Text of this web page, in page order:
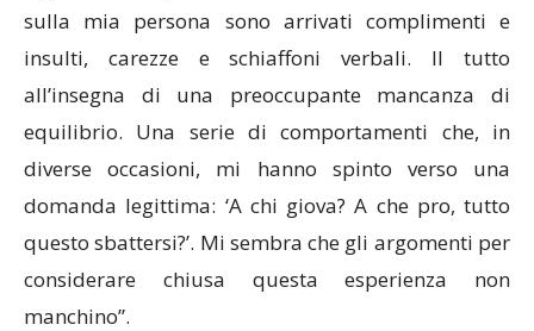
sulla mia persona sono arrivati complimenti e
insulti, carezze e schiaffoni verbali. Il tutto
all’insegna di una preoccupante mancanza di
equilibrio. Una serie di comportamenti che, in
diverse occasioni, mi hanno spinto verso una
domanda legittima: ‘A chi giova? A che pro, tutto
questo sbattersi?’. Mi sembra che gli argomenti per
considerare chiusa questa esperienza non
manchino”.